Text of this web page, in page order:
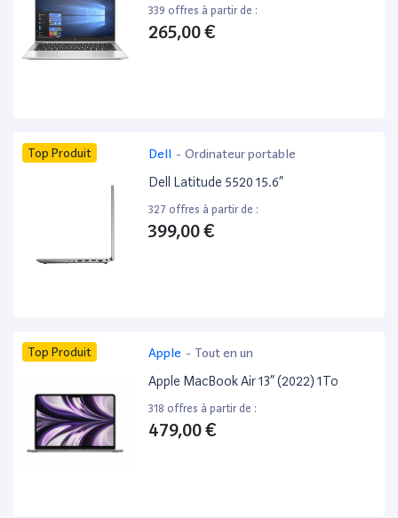
339 offres à partir de :
265,00 €
Top Produit Dell - Ordinateur portable
Dell Latitude 5520 15.6”
327 offres à partir de :
399,00 €
Top Produit Apple - Tout en un
Apple MacBook Air 13” (2022) 1To
318 offres à partir de :
479,00 €